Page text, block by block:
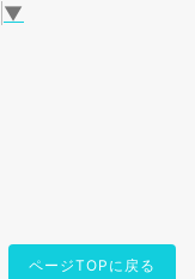
▼
ページTOPに戻る